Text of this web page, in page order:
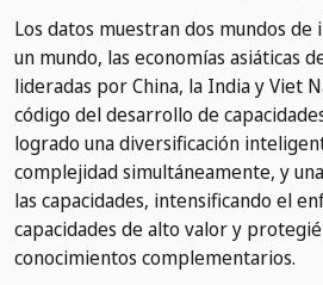
Los datos muestran dos mundos de
un mundo, las economías asiáticas
lideradas por China, la India y Viet
código del desarrollo de
logrado una diversificación
complejidad simultáneamente, y
las capacidades, intensificando el
capacidades de alto valor y
conocimientos complementarios.